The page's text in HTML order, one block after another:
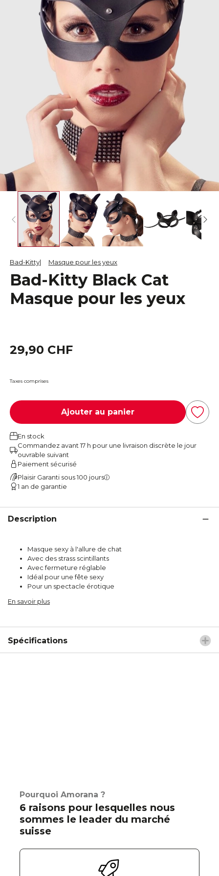
Bad-Kitty Masque pour les yeux
Bad-Kitty Black Cat
Masque pour les yeux
29,90 CHF
Taxes comprises
Ajouter au panier
En stock
Commandez avant 17 h pour une livraison discrète le jour
ouvrable suivant
Paiement sécurisé
Plaisir Garanti sous 100 jours
1 an de garantie
Description
Masque sexy à l'allure de chat
Avec des strass scintillants
Avec fermeture réglable
Idéal pour une fête sexy
Pour un spectacle érotique
En savoir plus
Spécifications
Pourquoi Amorana ?
6 raisons pour lesquelles nous
sommes le leader du marché
suisse